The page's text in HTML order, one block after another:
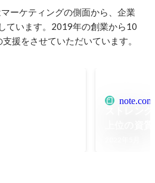
ーケティングの側面から、企業
ています。2019年の創業から10
援をさせていただいています。
note.com